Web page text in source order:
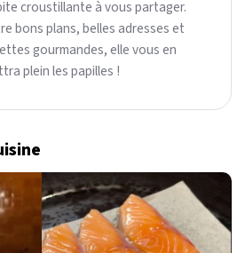
croustillante à vous partager.
bons plans, belles adresses et
gourmandes, elle vous en
plein les papilles !